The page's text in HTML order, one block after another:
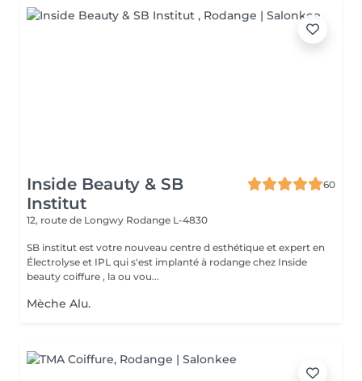
Inside Beauty & SB
Institut
60
12, route de Longwy Rodange L-4830
SB institut est votre nouveau centre d esthétique et expert en
Électrolyse et IPL qui s'est implanté à rodange chez Inside
beauty coiffure , la ou vou...
Mèche Alu.